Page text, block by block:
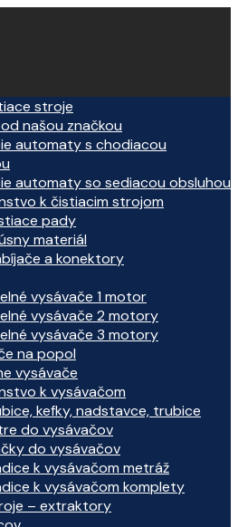
stroje
našou značkou
automaty s chodiacou
automaty so sediacou obsluhou
k čistiacim strojom
pady
materiál
a konektory
vysávače 1 motor
vysávače 2 motory
vysávače 3 motory
na popol
vysávače
k vysávačom
kefky, nadstavce, trubice
do vysávačov
do vysávačov
k vysávačom metráž
k vysávačom komplety
– extraktory